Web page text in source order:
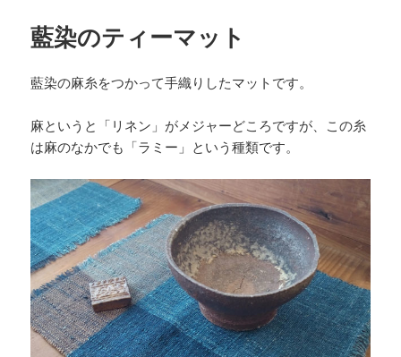
藍染のティーマット
藍染の麻糸をつかって手織りしたマットです。
麻というと「リネン」がメジャーどころですが、この糸
は麻のなかでも「ラミー」という種類です。